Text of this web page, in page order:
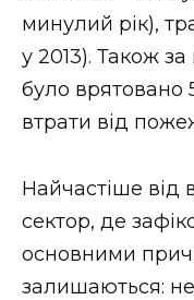
минулий рік),
у 2013). Також
було врятовано
втрати від
Найчастіше від
сектор, де
основними
залишаються: